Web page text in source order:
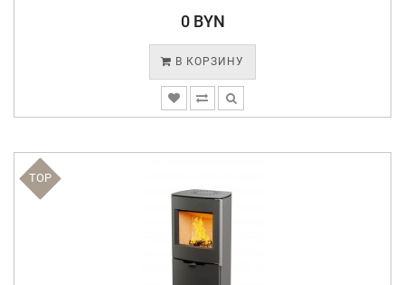
0 BYN
В КОРЗИНУ
TOP